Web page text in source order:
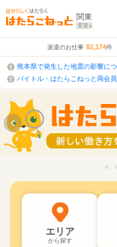
変更
関東
派遣のお仕事 82,174件
熊本県で発生した地震の影響に
バイトル・はたらこねっと両会
エリア
から探す